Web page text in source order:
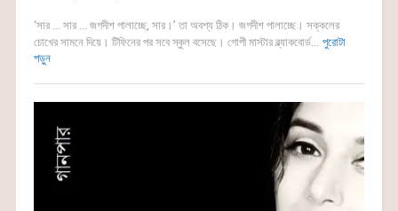
‘সার ... সার ... জগদীশ পালাচ্ছে, সার।’ তা অবশ্য ঠিক। জগদীশ পালাচ্ছে। সক্কলের
চোখের সামনে দিয়ে। টিফিনের পর সবে স্কুল বসেছে। গোপী মাস্টার ব্ল্যাকবোর্ড... পুরোটা
পড়ুন